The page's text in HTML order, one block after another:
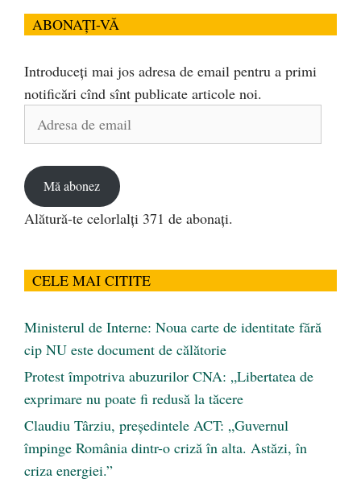
ABONAȚI-VĂ
Introduceți mai jos adresa de email pentru a primi
notificări cînd sînt publicate articole noi.
Mă abonez
Alătură-te celorlalți 371 de abonați.
CELE MAI CITITE
Ministerul de Interne: Noua carte de identitate fără
cip NU este document de călătorie
Protest împotriva abuzurilor CNA: „Libertatea de
exprimare nu poate fi redusă la tăcere
Claudiu Târziu, președintele ACT: „Guvernul
împinge România dintr-o criză în alta. Astăzi, în
criza energiei.”